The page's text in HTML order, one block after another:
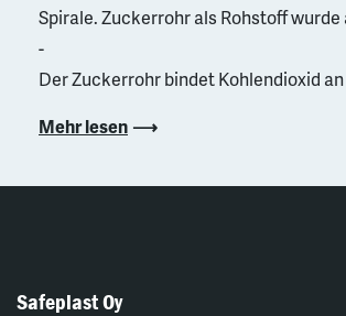
Spirale. Zuckerrohr als Rohstoff
-
Der Zuckerrohr bindet Kohlendioxid
Mehr lesen
Safeplast Oy